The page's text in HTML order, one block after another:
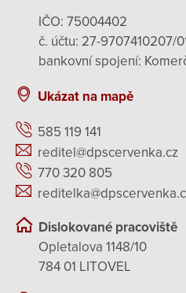
IČO: 75004402
č. účtu: 27-9707410207/
bankovní spojení:
Ukázat na mapě
585 119 141
reditel@dpscervenka.cz
770 320 805
Dislokované pracoviště
Opletalova 1148/10
784 01 LITOVEL